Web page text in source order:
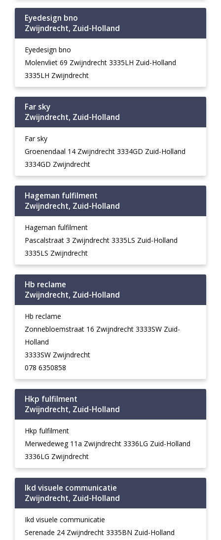
Eyedesign bno
Zwijndrecht, Zuid-Holland
Eyedesign bno
Molenvliet 69 Zwijndrecht 3335LH Zuid-Holland
3335LH Zwijndrecht
Far sky
Zwijndrecht, Zuid-Holland
Far sky
Groenendaal 14 Zwijndrecht 3334GD Zuid-Holland
3334GD Zwijndrecht
Hageman fulfilment
Zwijndrecht, Zuid-Holland
Hageman fulfilment
Pascalstraat 3 Zwijndrecht 3335LS Zuid-Holland
3335LS Zwijndrecht
Hb reclame
Zwijndrecht, Zuid-Holland
Hb reclame
Zonnebloemstraat 16 Zwijndrecht 3333SW Zuid-
Holland
3333SW Zwijndrecht
078 6350858
Hkp fulfilment
Zwijndrecht, Zuid-Holland
Hkp fulfilment
Merwedeweg 11a Zwijndrecht 3336LG Zuid-Holland
3336LG Zwijndrecht
Ikd visuele communicatie
Zwijndrecht, Zuid-Holland
Ikd visuele communicatie
Serenade 24 Zwijndrecht 3335BN Zuid-Holland